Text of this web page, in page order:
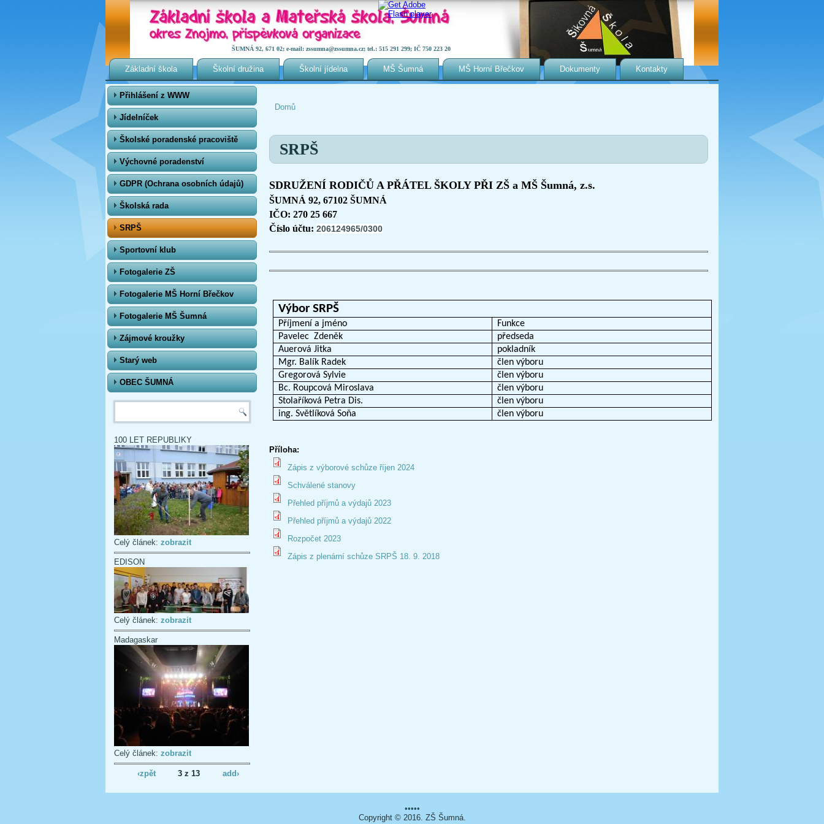
ŠUMNÁ 92, 671 02; e-mail: zssumna@zssumna.cz; tel.: 515 291 299; IČ 750 223 20
Základní škola Školní družina Školní jídelna MŠ Šumná MŠ Horní Břečkov Dokumenty Kontakty
Přihlášení z WWW
Jídelníček
Školské poradenské pracoviště
Výchovné poradenství
GDPR (Ochrana osobních údajů)
Školská rada
SRPŠ
Sportovní klub
Fotogalerie ZŠ
Fotogalerie MŠ Horní Břečkov
Fotogalerie MŠ Šumná
Zájmové kroužky
Starý web
OBEC ŠUMNÁ
Vyhledávání
100 LET REPUBLIKY
Celý článek: zobrazit
EDISON
Celý článek: zobrazit
Madagaskar
Celý článek: zobrazit
‹zpět 3 z 13 add›
Domů
SRPŠ
SDRUŽENÍ RODIČŮ A PŘÁTEL ŠKOLY PŘI ZŠ a MŠ Šumná, z.s.
ŠUMNÁ 92, 67102 ŠUMNÁ
IČO: 270 25 667
Číslo účtu: 206124965/0300
Výbor SRPŠ
Příjmení a jméno
Funkce
Pavelec Zdeněk
předseda
Auerová Jitka
pokladník
Mgr. Balík Radek
člen výboru
Gregorová Sylvie
člen výboru
Bc. Roupcová Miroslava
člen výboru
Stolaříková Petra Dis.
člen výboru
ing. Světlíková Soňa
člen výboru
Příloha:
Zápis z výborové schůze říjen 2024
Schválené stanovy
Přehled příjmů a výdajů 2023
Přehled příjmů a výdajů 2022
Rozpočet 2023
Zápis z plenární schůze SRPŠ 18. 9. 2018
•••••
Copyright © 2016. ZŠ Šumná.